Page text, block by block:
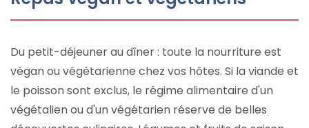
Du petit-déjeuner au dîner : toute la nourriture est
végan ou végétarienne chez vos hôtes. Si la viande et
le poisson sont exclus, le régime alimentaire d'un
végétalien ou d'un végétarien réserve de belles